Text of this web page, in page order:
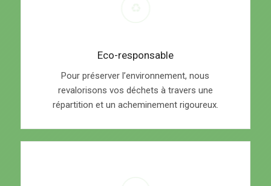
Eco-responsable
Pour préserver l’environnement, nous
revalorisons vos déchets à travers une
répartition et un acheminement rigoureux.